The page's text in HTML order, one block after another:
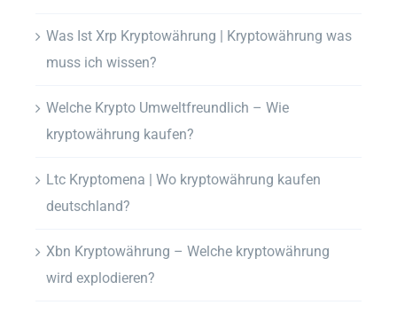
Was Ist Xrp Kryptowährung | Kryptowährung was
muss ich wissen?
Welche Krypto Umweltfreundlich – Wie
kryptowährung kaufen?
Ltc Kryptomena | Wo kryptowährung kaufen
deutschland?
Xbn Kryptowährung – Welche kryptowährung
wird explodieren?